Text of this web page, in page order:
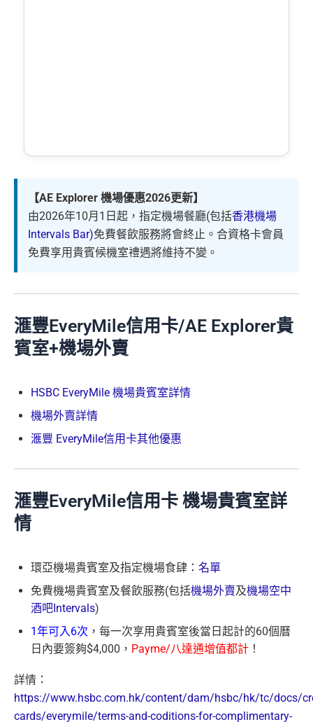
【AE Explorer 機場優惠2026更新】
由2026年10月1日起，指定機場餐廳(包括香港機場
Intervals Bar)免費餐飲服務將會終止。合資格卡會員
免費享用貴賓候機室禮遇將維持不變。
滙豐EveryMile信用卡/AE Explorer貴
賓室+機場外賣
HSBC EveryMile 機場貴賓室詳情
機場外賣詳情
滙豐 EveryMile信用卡其他優惠
滙豐EveryMile信用卡 機場貴賓室詳
情
環亞機場貴賓室及指定機場食肆： 名單
免費機場貴賓室及餐飲服務(包括機場外賣及機場空中
酒吧Intervals)
1年可入6次 ，每一次享用貴賓室後當日起計的60個曆
日內要簽夠$4,000， Payme/八達通增值都計 ！
詳情：
https://www.hsbc.com.hk/content/dam/hsbc/hk/tc/docs/
cards/everymile/terms-and-coditions-for-complimentary-